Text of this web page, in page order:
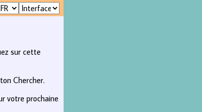
sur cette
Chercher.
votre prochaine